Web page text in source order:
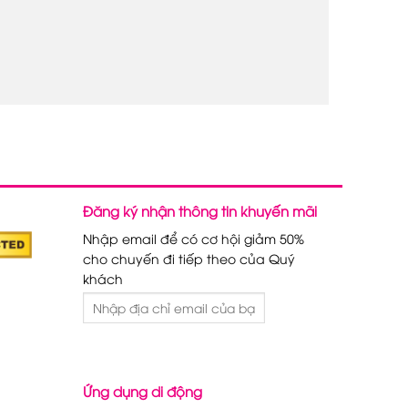
Đăng ký nhận thông tin khuyến mãi
Nhập email để có cơ hội giảm 50%
cho chuyến đi tiếp theo của Quý
khách
Ứng dụng di động